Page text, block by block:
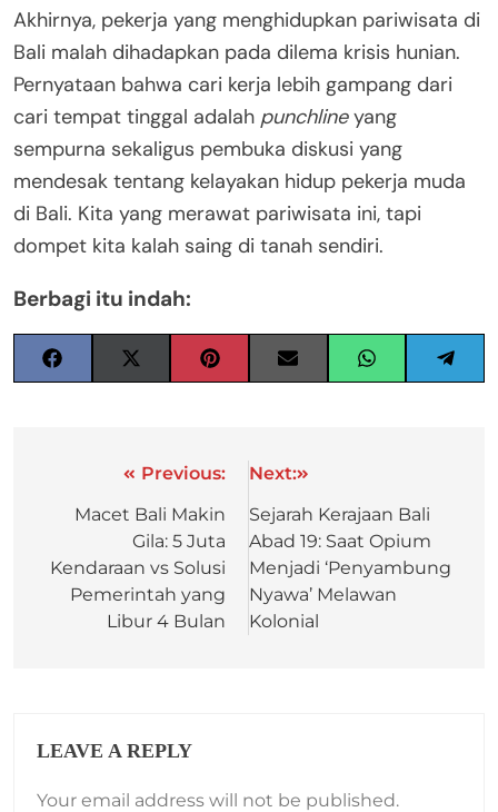
Akhirnya, pekerja yang menghidupkan pariwisata di
Bali malah dihadapkan pada dilema krisis hunian.
Pernyataan bahwa cari kerja lebih gampang dari
cari tempat tinggal adalah punchlineyang
sempurna sekaligus pembuka diskusi yang
mendesak tentang kelayakan hidup pekerja muda
di Bali. Kita yang merawat pariwisata ini, tapi
dompet kita kalah saing di tanah sendiri.
Berbagi itu indah:
Previous:
Macet Bali Makin
Gila: 5 Juta
Kendaraan vs Solusi
Pemerintah yang
Libur 4 Bulan
Next:
Sejarah Kerajaan Bali
Abad 19: Saat Opium
Menjadi ‘Penyambung
Nyawa’ Melawan
Kolonial
LEAVE A REPLY
Your email address will not be published.